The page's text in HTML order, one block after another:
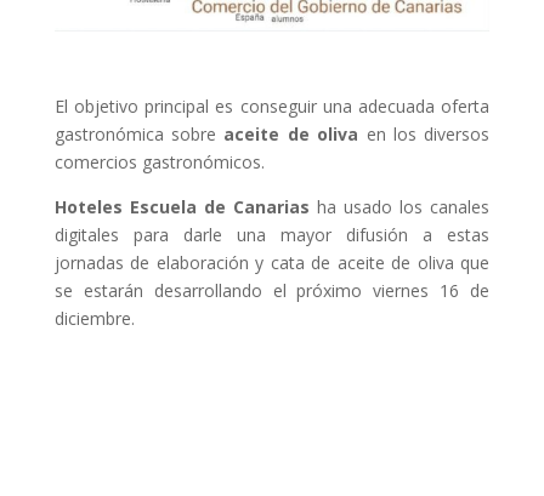
El objetivo principal es conseguir una adecuada oferta
gastronómica sobre aceite de oliva en los diversos
comercios gastronómicos.
Hoteles Escuela de Canarias ha usado los canales
digitales para darle una mayor difusión a estas
jornadas de elaboración y cata de aceite de oliva que
se estarán desarrollando el próximo viernes 16 de
diciembre.